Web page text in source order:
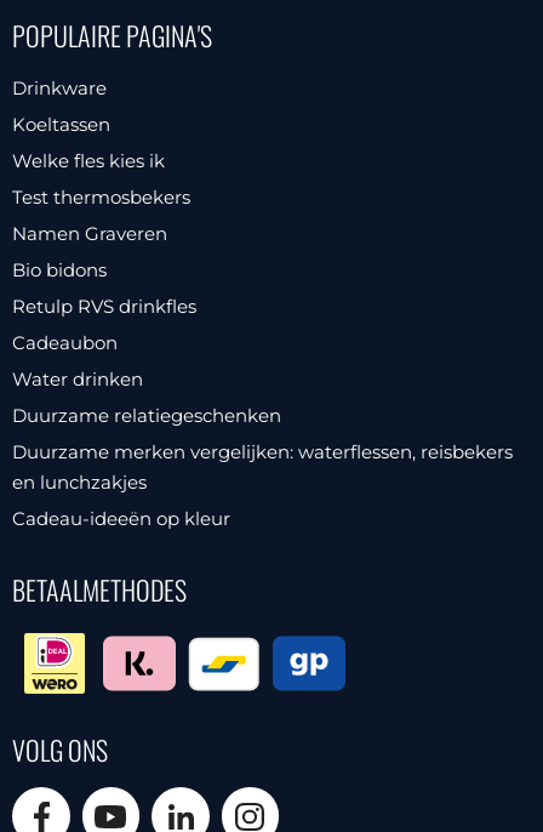
POPULAIRE PAGINA'S
Drinkware
Koeltassen
Welke fles kies ik
Test thermosbekers
Namen Graveren
Bio bidons
Retulp RVS drinkfles
Cadeaubon
Water drinken
Duurzame relatiegeschenken
Duurzame merken vergelijken: waterflessen, reisbekers
en lunchzakjes
Cadeau-ideeën op kleur
BETAALMETHODES
VOLG ONS